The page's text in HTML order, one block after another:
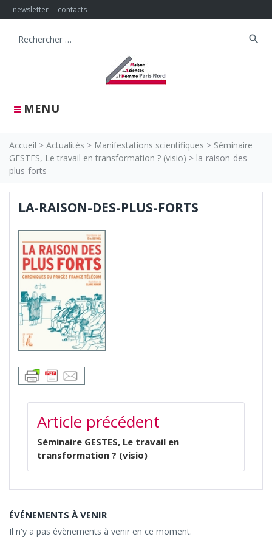
Skip
to
newsletter contacts
MENU
Search
search
Accueil > Actualités > Manifestations scientifiques > Séminaire
GESTES, Le travail en transformation ? (visio) > la-raison-des-
plus-forts
LA-RAISON-DES-PLUS-FORTS
NAVIGATION
DE
L’ARTICLE
Article précédent
Séminaire GESTES, Le travail en
transformation ? (visio)
ÉVÉNEMENTS À VENIR
Il n'y a pas évènements à venir en ce moment.